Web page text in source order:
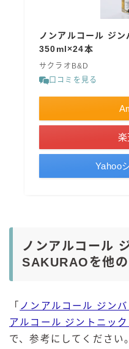
ノンアルコール ジ
350ml×24本
サクラオB&D
口コミを見る
Yahoo
ノンアルコール
SAKURAOを他
「 ノンアルコール ジン
アルコール ジントニッ
で、参考にしてください。
缶チューハイの